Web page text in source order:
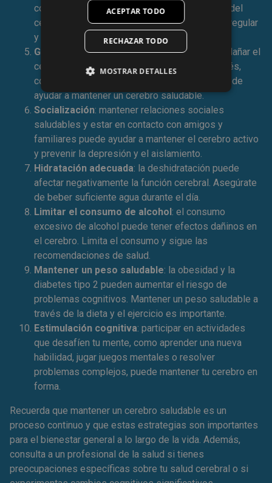
consolidación de la memoria y la restauración del
cerebro. Intenta mantener una rutina de sueño regular
y de calidad.
Gestión del estrés: el estrés crónico puede dañar el
cerebro. Practicar técnicas de manejo del estrés,
como la meditación, el yoga o la relajación, puede
ayudar a mantener un cerebro saludable.
Socialización: mantener relaciones sociales
saludables y estar en contacto con amigos y
familiares puede ayudar a mantener el cerebro activo
y prevenir la depresión y el aislamiento.
Hidratación adecuada: la deshidratación puede
afectar negativamente la función cerebral. Asegúrate
de beber suficiente agua durante el día.
Limitar el consumo de alcohol: el consumo
excesivo de alcohol puede tener efectos dañinos en
el cerebro. Limita el consumo y sigue las
recomendaciones de salud.
Mantener un peso saludable: la obesidad y la
diabetes tipo 2 pueden aumentar el riesgo de
problemas cognitivos. Mantener un peso saludable a
través de la dieta y el ejercicio es importante.
Estimulación cognitiva: participar en actividades
que desafíen tu mente, como aprender una nueva
habilidad, jugar juegos mentales o resolver
problemas complejos, puede mantener tu cerebro en
forma.
Recuerda que mantener un cerebro saludable es un
proceso continuo y que estas estrategias son importantes
para el bienestar general a lo largo de la vida. Además,
consulta a un profesional de la salud si tienes
preocupaciones específicas sobre tu salud cerebral o si
ACEPTAR TODO
RECHAZAR TODO
MOSTRAR DETALLES